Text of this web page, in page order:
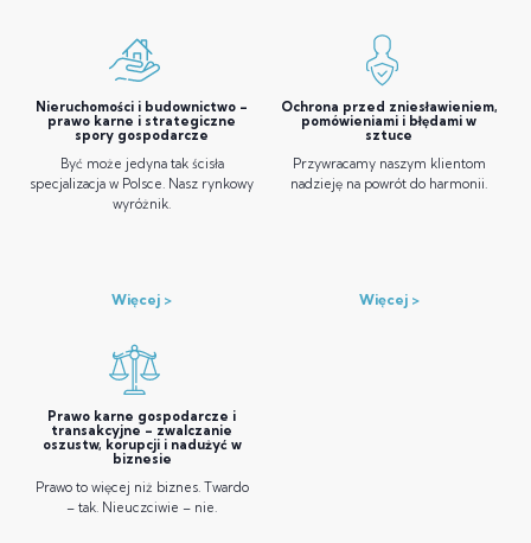
Nieruchomości i budownictwo –
prawo karne i strategiczne
spory gospodarcze
Być może jedyna tak ścisła
specjalizacja w Polsce. Nasz rynkowy
wyróżnik.
Więcej
Ochrona przed zniesławieniem,
pomówieniami i błędami w
sztuce
Przywracamy naszym klientom
nadzieję na powrót do harmonii.
Więcej
Prawo karne gospodarcze i
transakcyjne – zwalczanie
oszustw, korupcji i nadużyć w
biznesie
Prawo to więcej niż biznes. Twardo
– tak. Nieuczciwie – nie.